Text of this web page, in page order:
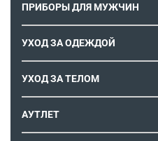
ИНСТРУКЦИИ И FAQ
КОНТАКТЫ И РЕКВИЗИТЫ
СПОСОБЫ ОПЛАТЫ
УСЛОВИЯ ДОСТАВКИ
ОБМЕН И ВОЗВРАТ
ФЕН-ЩЕТКИ
СТАЙЛЕРЫ
ВОССТАНОВЛЕНИЕ ВОЛОС
ULTIMATE EXPERIENCE
ROWENTA X KARL LAGERFELD
ПРИБОРЫ ДЛЯ МУЖЧИН
МАШИНКИ ДЛЯ СТРИЖКИ
ТРИММЕРЫ
УХОД ЗА ОДЕЖДОЙ
ПАРОГЕНЕРАТОРЫ
УТЮГИ
УХОД ЗА ТЕЛОМ
ЭПИЛЯТОРЫ
АУТЛЕТ